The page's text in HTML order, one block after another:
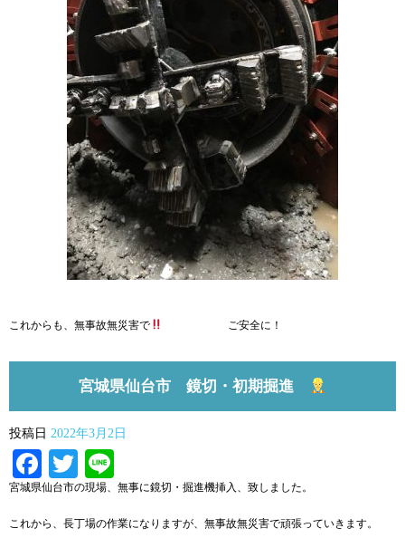
これからも、無事故無災害で ご安全に！
宮城県仙台市 鏡切・初期掘進
投稿日 2022年3月2日
Facebook
Twitter
宮城県仙台市の現場、無事に鏡切・掘進機挿入、致しました。
これから、長丁場の作業になりますが、無事故無災害で頑張っていきます。